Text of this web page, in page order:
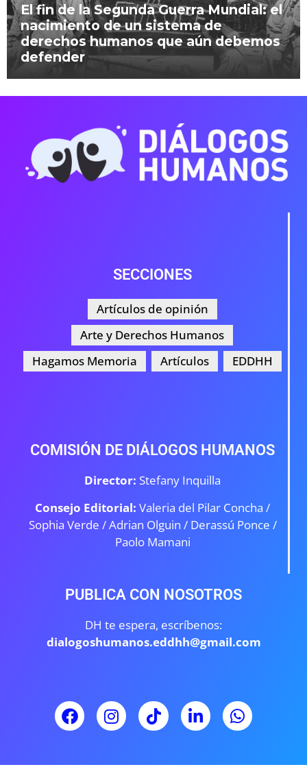
El fin de la Segunda Guerra Mundial: el
nacimiento de un sistema de
derechos humanos que aún debemos
defender
SECCIONES
Artículos de opinión
Arte y Derechos Humanos
Hagamos Memoria
Artículos EDDHH
COMISIÓN DE DIÁLOGOS HUMANOS
Director: Stefany Inquilla
Consejo Editorial: Valeria del Pilar Concha /
Sophia Verde /Adrian Olguin / Derassú Ponce /
Paolo Mamani
PUBLICA CON NOSOTROS
DH te espera, escríbenos:
dialogoshumanos.eddhh@gmail.com